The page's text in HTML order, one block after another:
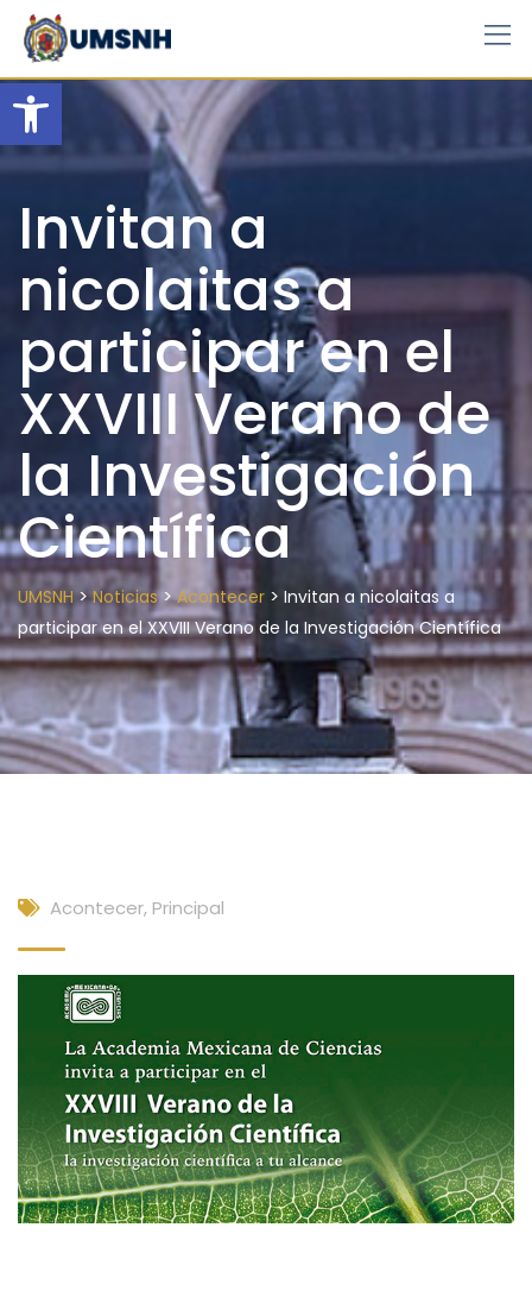
Open toolbar
Skip
content
Invitan a
nicolaitas a
participar en el
XXVIII Verano de
la Investigación
Científica
UMSNH>Noticias>Acontecer > Invitan a nicolaitas a
participar en el XXVIII Verano de la Investigación Científica
Acontecer, Principal